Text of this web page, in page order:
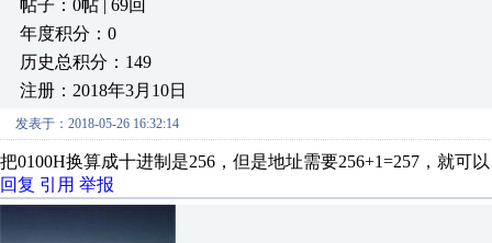
帖子：0帖 | 69回
年度积分：0
历史总积分：149
注册：2018年3月10日
发表于：2018-05-26 16:32:14
把0100H换算成十进制是256，但是地址需要256+1=257，就可
回复 引用 举报